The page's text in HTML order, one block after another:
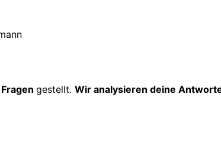
gestellt. Wir analysieren deine